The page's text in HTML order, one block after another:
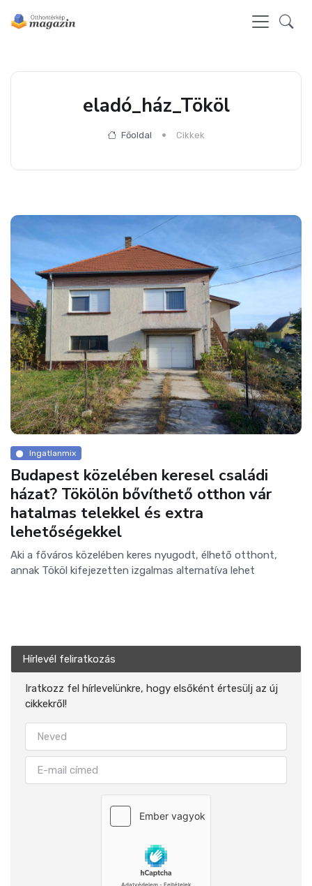
eladó_ház_Tököl
Főoldal Cikkek
Ingatlanmix
Budapest közelében keresel családi
házat? Tökölön bővíthető otthon vár
hatalmas telekkel és extra
lehetőségekkel
Aki a főváros közelében keres nyugodt, élhető otthont,
annak Tököl kifejezetten izgalmas alternatíva lehet
Hírlevél feliratkozás
Iratkozz fel hírlevelünkre, hogy elsőként értesülj az új
cikkekről!